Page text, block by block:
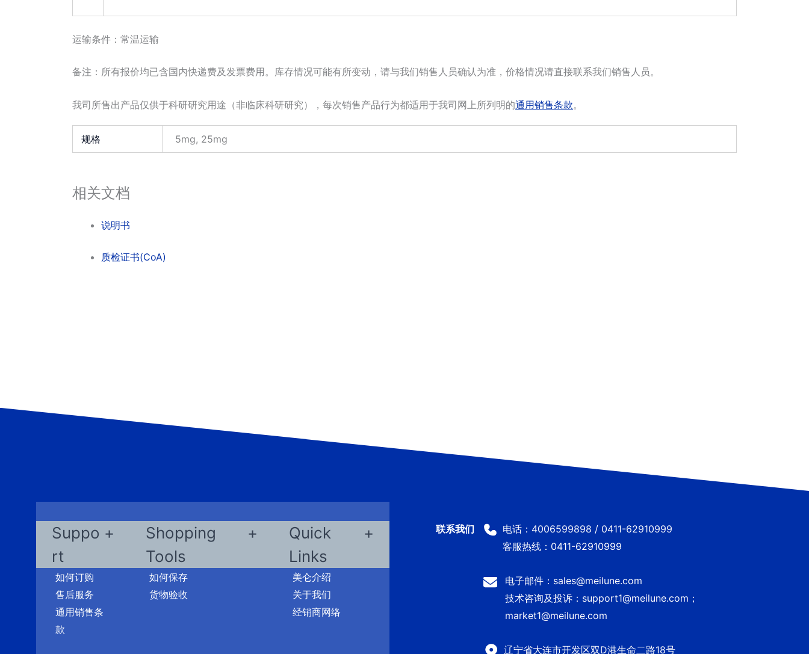
运输条件：常温运输
备注：所有报价均已含国内快递费及发票费用。库存情况可能有所变动，请与我们销售人员确认为准，价格情况请直接联系我们销售人员。
我司所售出产品仅供于科研研究用途（非临床科研研究），每次销售产品行为都适用于我司网上所列明的通用销售条款。
规格 5mg, 25mg
相关文档
说明书
质检证书(CoA)
Suppo
rt
如何订购
售后服务
通用销售条
款
Shopping
Tools
如何保存
货物验收
Quick
Links
美仑介绍
关于我们
经销商网络
电话：4006599898 / 0411-62910999
客服热线：0411-62910999
电子邮件：sales@meilune.com
技术咨询及投诉：support1@meilune.com；
market1@meilune.com
辽宁省大连市开发区双D港生命二路18号